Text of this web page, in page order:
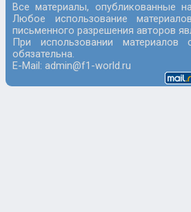
Все материалы, опубликованные
Любое использование
письменного разрешения авторов
При использовании
обязательна.
E-Mail: admin@f1-world.ru